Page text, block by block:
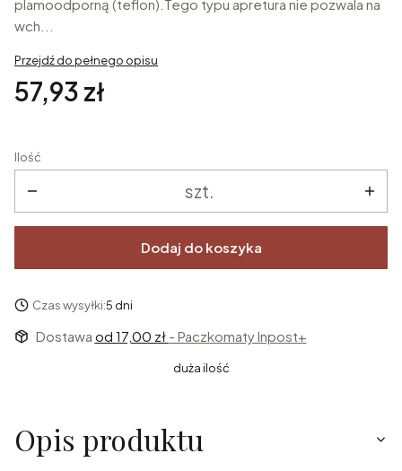
plamoodporną (teflon).Tego typu apretura nie pozwala na
wch...
Przejdź do pełnego opisu
Cena
57,93 zł
Ilość
szt.
Dodaj do koszyka
Czas wysyłki:5 dni
Dostawa od 17,00 zł - Paczkomaty Inpost+
duża ilość
Opis produktu